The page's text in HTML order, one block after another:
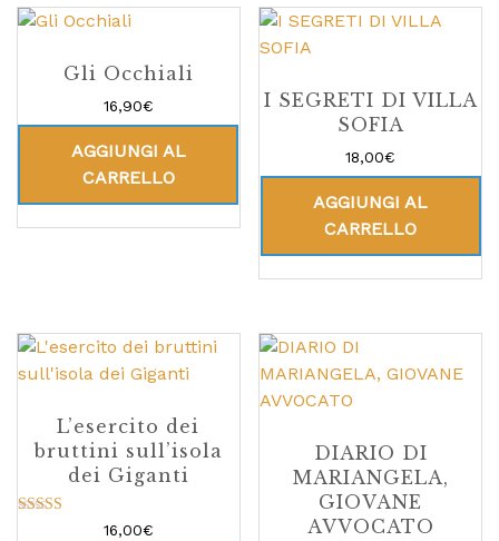
Gli Occhiali
16,90€
AGGIUNGI AL
CARRELLO
I SEGRETI DI VILLA
SOFIA
18,00€
AGGIUNGI AL
CARRELLO
L’esercito dei
bruttini sull’isola
dei Giganti
16,00€
DIARIO DI
MARIANGELA,
GIOVANE
AVVOCATO